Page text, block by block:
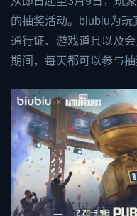
的抽奖活动。biubiu为
通行证、游戏道具以及
期间，每天都可以参与